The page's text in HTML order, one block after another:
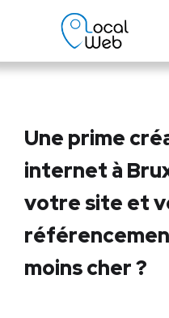
Une prime
internet à
votre site et
moins cher ?